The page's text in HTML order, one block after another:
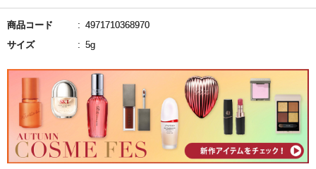
商品コード
4971710368970
サイズ
5g